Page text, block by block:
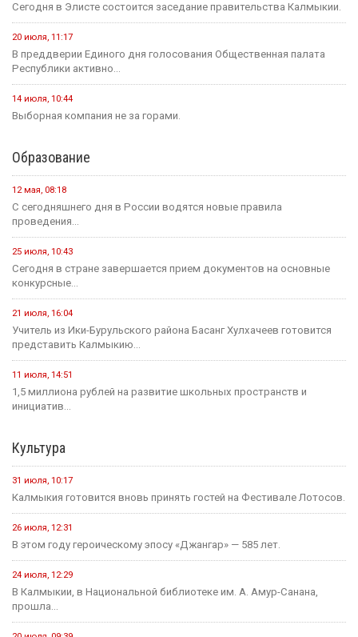
Сегодня в Элисте состоится заседание правительства Калмыкии.
20 июля, 11:17
В преддверии Единого дня голосования Общественная палата
Республики активно...
14 июля, 10:44
Выборная компания не за горами.
Образование
12 мая, 08:18
С сегодняшнего дня в России водятся новые правила
проведения...
25 июля, 10:43
Сегодня в стране завершается прием документов на основные
конкурсные...
21 июля, 16:04
Учитель из Ики-Бурульского района Басанг Хулхачеев готовится
представить Калмыкию...
11 июля, 14:51
1,5 миллиона рублей на развитие школьных пространств и
инициатив...
Культура
31 июля, 10:17
Калмыкия готовится вновь принять гостей на Фестивале Лотосов.
26 июля, 12:31
В этом году героическому эпосу «Джангар» — 585 лет.
24 июля, 12:29
В Калмыкии, в Национальной библиотеке им. А. Амур-Санана,
прошла...